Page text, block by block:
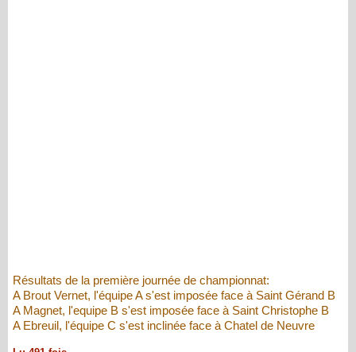
Résultats de la première journée de championnat:
A Brout Vernet, l'équipe A s'est imposée face à Saint Gérand B
A Magnet, l'equipe B s'est imposée face à Saint Christophe B
A Ebreuil, l'équipe C s'est inclinée face à Chatel de Neuvre